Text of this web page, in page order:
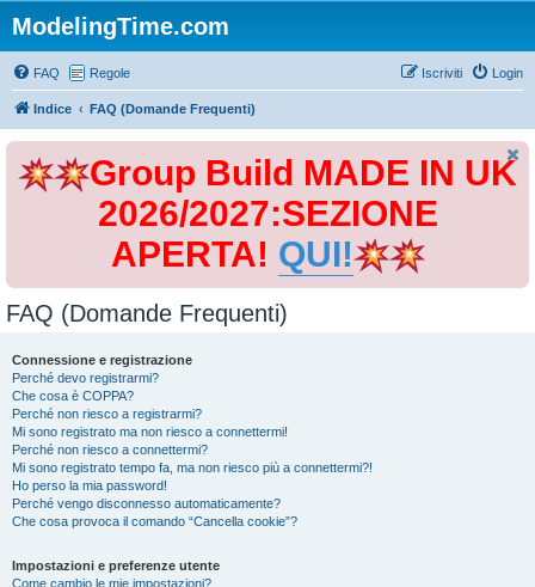
ModelingTime.com
FAQ Regole Login
Iscriviti
Indice FAQ (Domande Frequenti)
Group Build MADE IN UK
2026/2027:SEZIONE
APERTA! QUI!
FAQ (Domande Frequenti)
Connessione e registrazione
Perché devo registrarmi?
Che cosa è COPPA?
Perché non riesco a registrarmi?
Mi sono registrato ma non riesco a connettermi!
Perché non riesco a connettermi?
Mi sono registrato tempo fa, ma non riesco più a connettermi?!
Ho perso la mia password!
Perché vengo disconnesso automaticamente?
Che cosa provoca il comando “Cancella cookie”?
Impostazioni e preferenze utente
Come cambio le mie impostazioni?